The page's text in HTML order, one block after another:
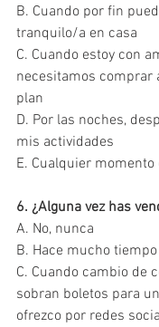
B. Cuando por fin
tranquilo/a en casa
C. Cuando estoy con
necesitamos comprar
plan
D. Por las noches,
mis actividades
E. Cualquier
6. ¿Alguna vez has
A. No, nunca
B. Hace mucho tiempo
C. Cuando cambio de
sobran boletos para
ofrezco por redes